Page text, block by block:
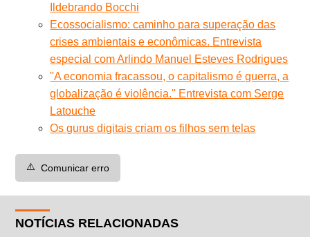
Ildebrando Bocchi
Ecossocialismo: caminho para superação das
crises ambientais e econômicas. Entrevista
especial com Arlindo Manuel Esteves Rodrigues
''A economia fracassou, o capitalismo é guerra, a
globalização é violência.'' Entrevista com Serge
Latouche
Os gurus digitais criam os filhos sem telas
⚠️ Comunicar erro
NOTÍCIAS RELACIONADAS